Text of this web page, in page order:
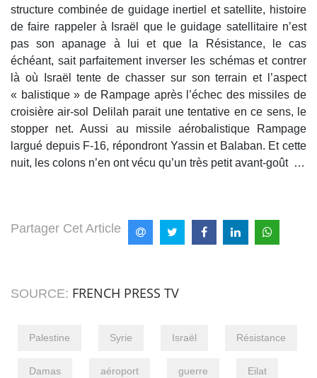
structure combinée de guidage inertiel et satellite, histoire
de faire rappeler à Israël que le guidage satellitaire n’est
pas son apanage à lui et que la Résistance, le cas
échéant, sait parfaitement inverser les schémas et contrer
là où Israël tente de chasser sur son terrain et l’aspect
« balistique » de Rampage après l’échec des missiles de
croisière air-sol Delilah parait une tentative en ce sens, le
stopper net. Aussi au missile aérobalistique Rampage
largué depuis F-16, répondront Yassin et Balaban. Et cette
nuit, les colons n’en ont vécu qu’un très petit avant-goût …
Partager Cet Article
SOURCE: FRENCH PRESS TV
Palestine Syrie Israël Résistance
Damas aéroport guerre Eilat